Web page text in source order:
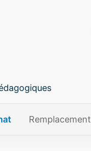
Remplacement